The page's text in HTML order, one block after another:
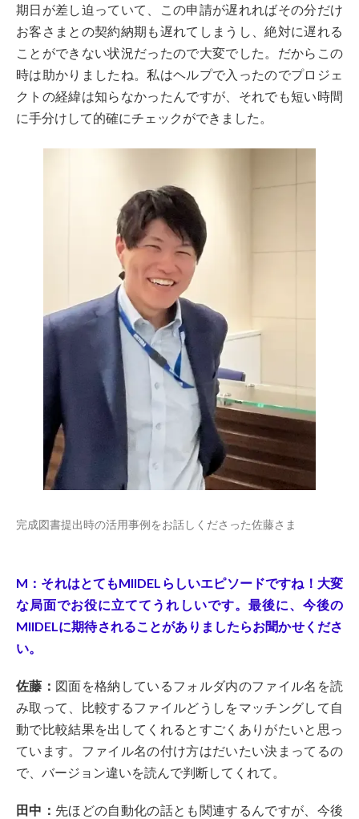
期日が差し迫っていて、この申請が遅れればその分だけ
お客さまとの契約納期も遅れてしまうし、絶対に遅れる
ことができない状況だったので大変でした。だからこの
時は助かりましたね。私はヘルプで入ったのでプロジェ
クトの経緯は知らなかったんですが、それでも短い時間
に手分けして的確にチェックができました。
完成図書提出時の活用事例をお話しくださった佐藤さま
M：それはとてもMIIDELらしいエピソードですね！大変
な局面でお役に立ててうれしいです。最後に、今後の
MIIDELに期待されることがありましたらお聞かせくださ
い。
佐藤： 図面を格納しているフォルダ内のファイル名を読
み取って、比較するファイルどうしをマッチングして自
動で比較結果を出してくれるとすごくありがたいと思っ
ています。ファイル名の付け方はだいたい決まってるの
で、バージョン違いを読んで判断してくれて。
田中： 先ほどの自動化の話とも関連するんですが、今後